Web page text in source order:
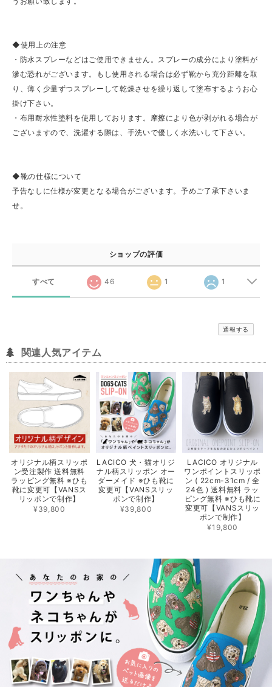
◆使用上の注意
・防水スプレーなどはご使用できません。スプレーの成分により塗料が
滲む恐れがございます。もし使用される場合は必ず靴から充分距離を取
り、薄く少量ずつスプレーして乾燥させを繰り返して塗布するようお心
掛け下さい。
・布用耐水性塗料を使用しております。摩擦により色が剥がれる場合が
ございますので、洗濯する際は、手洗いで優しく水洗いして下さい。
◆靴の仕様について
予告なしに仕様が変更となる場合がございます。予めご了承下さいま
せ。
ショップの評価
すべて 46 1 1
通報する
関連人気アイテム
オリジナル柄スリッポ
ン受注製作 送料無料
ラッピング無料 ※ひも
靴に変更可【VANSス
リッポンで制作】
¥39,800
LACICO 犬・猫オリジ
ナル柄スリッポン オー
ダーメイド ※ひも靴に
変更可【VANSスリッ
ポンで制作】
¥39,800
LACICO オリジナル
ワンポイントスリッポ
ン ( 22cm-31cm / 全
24色 ) 送料無料 ラッ
ピング無料 ※ひも靴に
変更可【VANSスリッ
ポンで制作】
¥19,800